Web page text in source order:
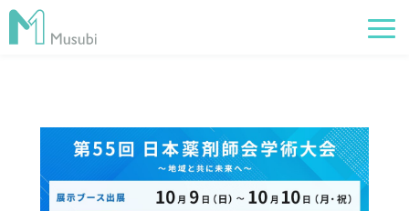
服薬フォロー
AI在庫管理